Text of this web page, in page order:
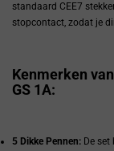
standaard CEE7
stopcontact, zodat je
Kenmerken
GS 1A:
5 Dikke Pennen: De